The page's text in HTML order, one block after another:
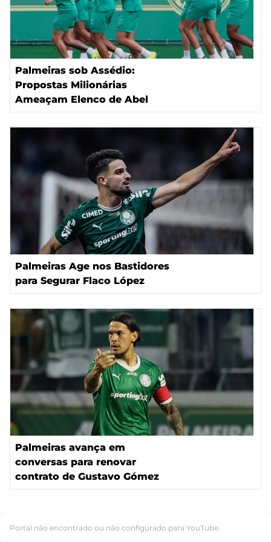
Palmeiras sob Assédio:
Propostas Milionárias
Ameaçam Elenco de Abel
Palmeiras Age nos Bastidores
para Segurar Flaco López
Palmeiras avança em
conversas para renovar
contrato de Gustavo Gómez
Portal não encontrado ou não configurado para YouTube.